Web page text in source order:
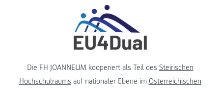
Die FH JOANNEUM kooperiert als Teil des Steirischen
Hochschulraums auf nationaler Ebene im Österreichischen